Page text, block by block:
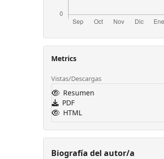
Metrics
Vistas/Descargas
Resumen
PDF
HTML
Biografía del autor/a